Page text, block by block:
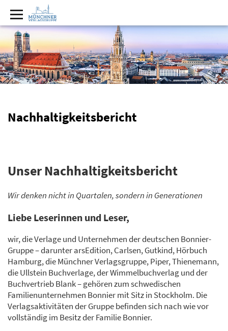
Nachhaltigkeitsbericht
Unser Nachhaltigkeitsbericht
Wir denken nicht in Quartalen, sondern in Generationen
Liebe Leserinnen und Leser,
wir, die Verlage und Unternehmen der deutschen Bonnier-
Gruppe – darunter arsEdition, Carlsen, Gutkind, Hörbuch
Hamburg, die Münchner Verlagsgruppe, Piper, Thienemann,
die Ullstein Buchverlage, der Wimmelbuchverlag und der
Buchvertrieb Blank – gehören zum schwedischen
Familienunternehmen Bonnier mit Sitz in Stockholm. Die
Verlagsaktivitäten der Gruppe befinden sich nach wie vor
vollständig im Besitz der Familie Bonnier.